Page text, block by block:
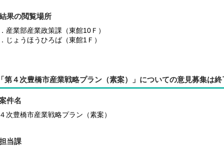
果の閲覧場所
産業部産業政策課（東館10Ｆ）
じょうほうひろば（東館1Ｆ）
「第４次豊橋市産業戦略プラン（素案）」についての意見募集は
件名
次豊橋市産業戦略プラン（素案）
当課